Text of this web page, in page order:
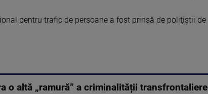
pentru trafic de persoane a fost prinsă de poliţiştii de
o altă „ramură” a criminalității transfrontaliere